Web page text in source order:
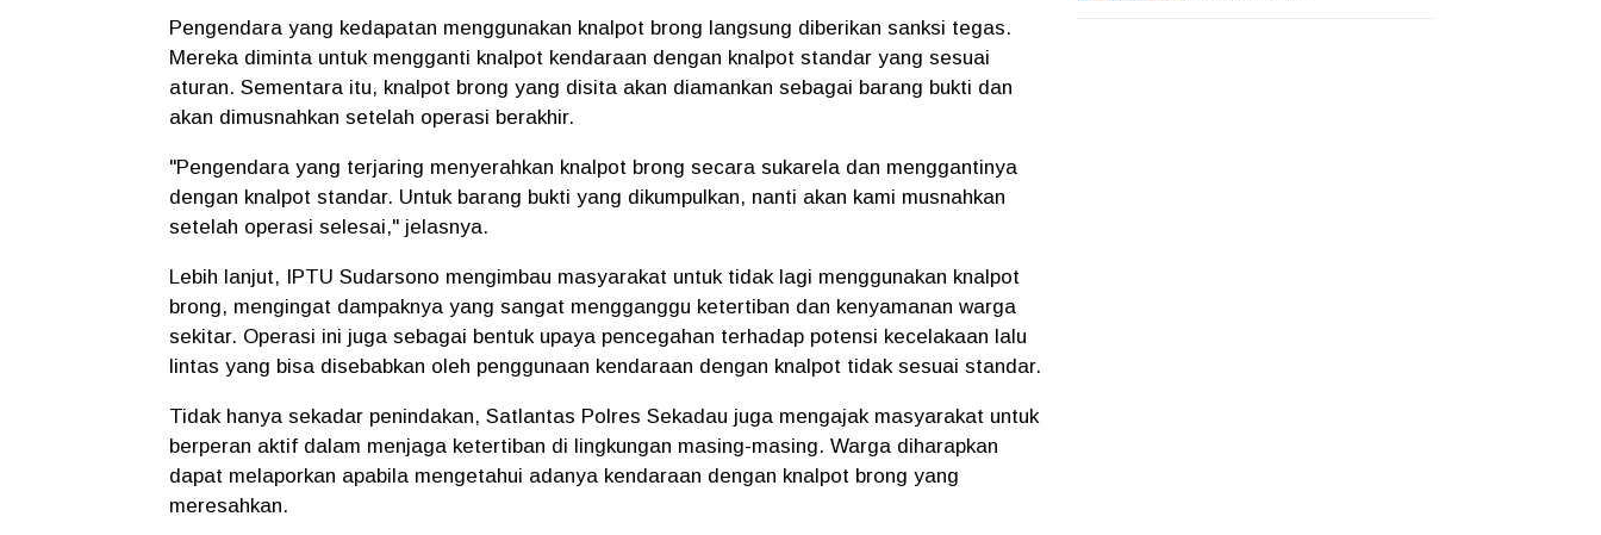
Pengendara yang kedapatan menggunakan knalpot brong langsung diberikan sanksi tegas.
Mereka diminta untuk mengganti knalpot kendaraan dengan knalpot standar yang sesuai
aturan. Sementara itu, knalpot brong yang disita akan diamankan sebagai barang bukti dan
akan dimusnahkan setelah operasi berakhir.
"Pengendara yang terjaring menyerahkan knalpot brong secara sukarela dan menggantinya
dengan knalpot standar. Untuk barang bukti yang dikumpulkan, nanti akan kami musnahkan
setelah operasi selesai," jelasnya.
Lebih lanjut, IPTU Sudarsono mengimbau masyarakat untuk tidak lagi menggunakan knalpot
brong, mengingat dampaknya yang sangat mengganggu ketertiban dan kenyamanan warga
sekitar. Operasi ini juga sebagai bentuk upaya pencegahan terhadap potensi kecelakaan lalu
lintas yang bisa disebabkan oleh penggunaan kendaraan dengan knalpot tidak sesuai standar.
Tidak hanya sekadar penindakan, Satlantas Polres Sekadau juga mengajak masyarakat untuk
berperan aktif dalam menjaga ketertiban di lingkungan masing-masing. Warga diharapkan
dapat melaporkan apabila mengetahui adanya kendaraan dengan knalpot brong yang
meresahkan.